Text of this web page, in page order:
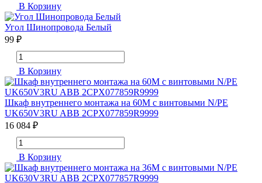
В Корзину
Угол Шинопровода Белый
99 ₽
В Корзину
Шкаф внутреннего монтажа на 60М с винтовыми N/PE
UK650V3RU ABB 2CPX077859R9999
16 084 ₽
В Корзину